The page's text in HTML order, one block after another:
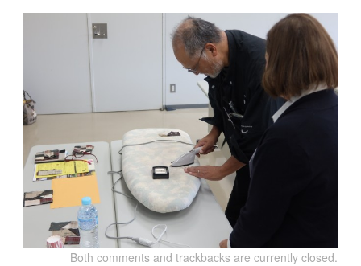
Both comments and trackbacks are currently closed.